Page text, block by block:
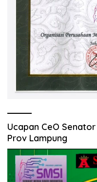
Ucapan CeO
Prov Lampung